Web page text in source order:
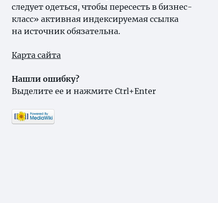
следует одеться, чтобы пересесть в бизнес-
класс» активная индексируемая ссылка
на источник обязательна.
Карта сайта
Нашли ошибку?
Выделите ее и нажмите Ctrl+Enter